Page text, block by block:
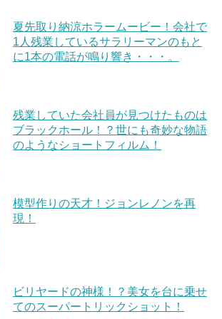
夏先取り納涼ホラームービー！会社で
1人残業しているサラリーマンのもと
に1本の電話が鳴り響き・・・。
残業していた会社員が見つけたものは
ブラックホール！？世にも奇妙な物語
のようなショートフィルム！
模型作りの天才！ジョンレノンを再
現！
ビリヤードの神様！？美女を台に乗せ
てのスーパートリックショット！